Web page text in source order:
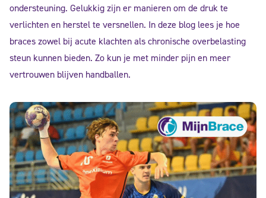
ondersteuning. Gelukkig zijn er manieren om de druk te
verlichten en herstel te versnellen. In deze blog lees je hoe
braceszowel bij acute klachten als chronische overbelasting
steun kunnen bieden. Zo kun je met minder pijn en meer
vertrouwen blijven handballen.